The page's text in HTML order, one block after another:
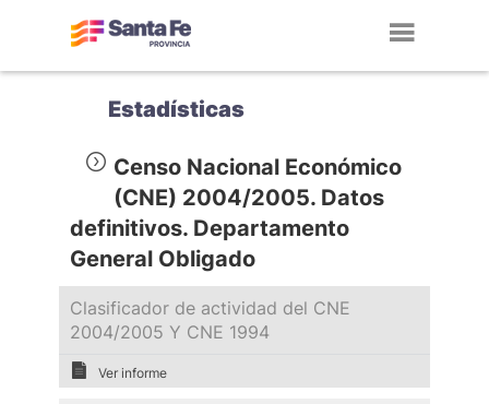
Estadísticas
Censo Nacional Económico
(CNE) 2004/2005. Datos
definitivos. Departamento
General Obligado
Clasificador de actividad del CNE
2004/2005 Y CNE 1994
Ver informe